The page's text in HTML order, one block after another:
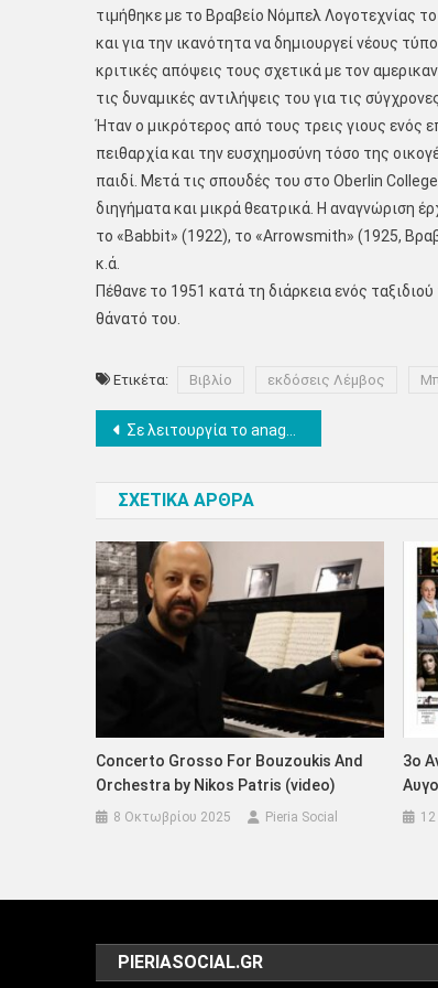
τιμήθηκε με το Βραβείο Νόμπελ Λογοτεχνίας
και για την ικανότητα να δημιουργεί νέους
κριτικές απόψεις τους σχετικά με τον
τις δυναμικές αντιλήψεις του για τις
Ήταν ο μικρότερος από τους τρεις γιους ενός
πειθαρχία και την ευσχημοσύνη τόσο της
παιδί. Μετά τις σπουδές του στο Oberlin
διηγήματα και μικρά θεατρικά. Η αναγνώριση
το «Babbit» (1922), το «Arrowsmith» (1925,
κ.ά.
Πέθανε το 1951 κατά τη διάρκεια ενός
θάνατό του.
Ετικέτα: Βιβλίο εκδόσεις Λέμβος
Πλοήγηση
Σε λειτουργία το anagnorisi.emvolio.gov.gr για τη δήλωση εμβολιασμών που έχουν πραγματοποιηθεί στο εξωτερικό
ΣΧΕΤΙΚΑ ΑΡΘΡΑ
Concerto Grosso For Bouzoukis And
Orchestra by Nikos Patris (video)
8 Οκτωβρίου 2025 Pieria Social
3ο
PIERIASOCIAL.GR